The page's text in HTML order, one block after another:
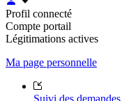
Profil connecté
Compte portail
Légitimations actives
Ma page personnelle
Suivi des demandes